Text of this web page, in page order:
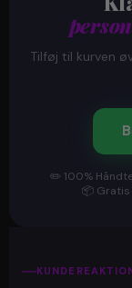
Tilføj til kurven
✏️ 100%
📦